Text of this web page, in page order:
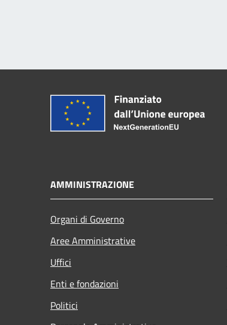
AMMINISTRAZIONE
Organi di Governo
Aree Amministrative
Uffici
Enti e fondazioni
Politici